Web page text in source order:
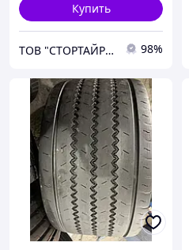
Купить
ТОВ "СТОРТАЙРЕС" 98%